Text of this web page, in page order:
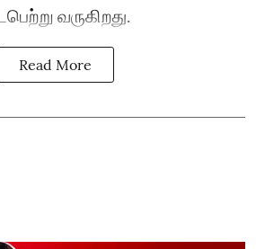
வருகிறது.
Read More